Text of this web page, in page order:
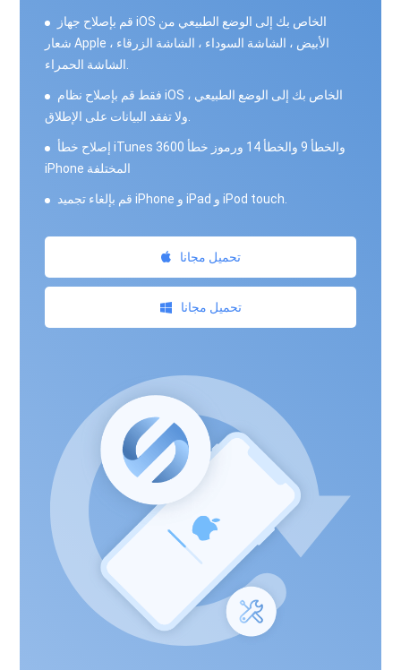
قم بإصلاح جهاز iOS الخاص بك إلى الوضع الطبيعي من
شعار Apple الأبيض ، الشاشة السوداء ، الشاشة الزرقاء ،
الشاشة الحمراء.
فقط قم بإصلاح نظام iOS الخاص بك إلى الوضع الطبيعي ،
ولا تفقد البيانات على الإطلاق.
إصلاح خطأ iTunes 3600 والخطأ 9 والخطأ 14 ورموز خطأ
iPhone المختلفة
قم بإلغاء تجميد iPhone و iPad و iPod touch.
تحميل مجانا
تحميل مجانا